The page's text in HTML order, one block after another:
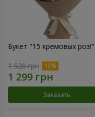
Букет "15 кремовых роз!"
1 528 грн
Заказать